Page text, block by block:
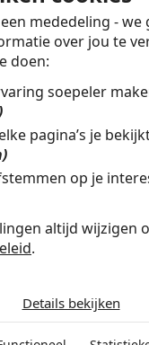
mededeling -
over jou te
doen:
soepeler
pagina’s je
op je
altijd wijzigen
.
Details bekijken